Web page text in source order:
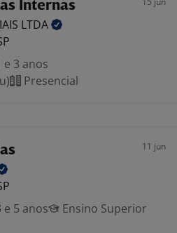
Internas
LTDA
e 3 anos
Presencial
11 jun
e 5 anos
Ensino Superior